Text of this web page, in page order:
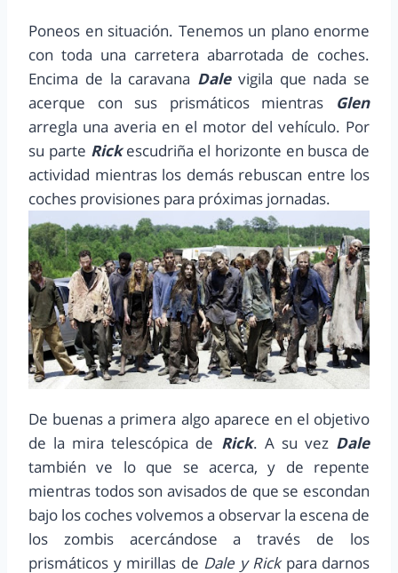
Poneos en situación. Tenemos un plano enorme
con toda una carretera abarrotada de coches.
Encima de la caravana Dalevigila que nada se
acerque con sus prismáticos mientras Glen
arregla una averia en el motor del vehículo. Por
su parte Rickescudriña el horizonte en busca de
actividad mientras los demás rebuscan entre los
coches provisiones para próximas jornadas.
De buenas a primera algo aparece en el objetivo
de la mira telescópica de Rick. A su vez Dale
también ve lo que se acerca, y de repente
mientras todos son avisados de que se escondan
bajo los coches volvemos a observar la escena de
los zombis acercándose a través de los
prismáticos y mirillas de Dale y Rickpara darnos